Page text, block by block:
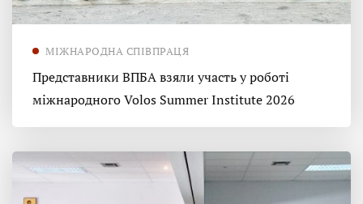
МІЖНАРОДНА СПІВПРАЦЯ
Представники ВПБА взяли участь у роботі
міжнародного Volos Summer Institute 2026